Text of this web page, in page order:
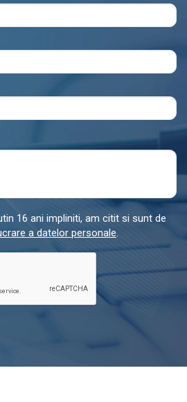
16 ani impliniti, am citit si sunt de
a datelor personale.